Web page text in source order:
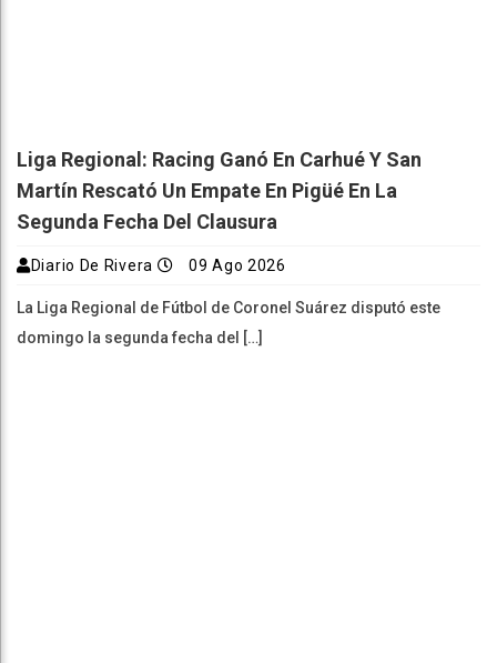
Liga Regional: Racing Ganó En Carhué Y San
Martín Rescató Un Empate En Pigüé En La
Segunda Fecha Del Clausura
Diario De Rivera 09 Ago 2026
La Liga Regional de Fútbol de Coronel Suárez disputó este
domingo la segunda fecha del […]